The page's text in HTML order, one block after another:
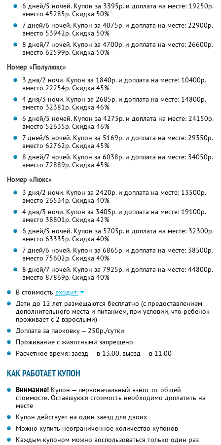
6 дней/5 ночей. Купон за 3395р. и доплата на месте: 19250р.
вместо 45285р. Скидка 50%
7 дней/6 ночей. Купон за 4075р. и доплата на месте: 22900р.
вместо 53942р. Скидка 50%
8 дней/7 ночей. Купон за 4700р. и доплата на месте: 26600р.
вместо 62599р. Скидка 50%
Номер «Полулюкс»
3 дня/2 ночи. Купон за 1840р. и доплата на месте: 10400р.
вместо 22254р. Скидка 45%
4 дня/3 ночи. Купон за 2685р. и доплата на месте: 14800р.
вместо 32381р. Скидка 46%
6 дней/5 ночей. Купон за 4275р. и доплата на месте: 24150р.
вместо 52635р. Скидка 46%
7 дней/6 ночей. Купон за 5169р. и доплата на месте: 29350р.
вместо 62762р. Скидка 45%
8 дней/7 ночей. Купон за 6038р. и доплата на месте: 34050р.
вместо 72889р. Скидка 45%
Номер «Люкс»
3 дня/2 ночи. Купон за 2420р. и доплата на месте: 13500р.
вместо 26534р. Скидка 40%
4 дня/3 ночи. Купон за 3405р. и доплата на месте: 19100р.
вместо 38801р. Скидка 42%
6 дней/5 ночей. Купон за 5705р. и доплата на месте: 32300р.
вместо 63335р. Скидка 40%
7 дней/6 ночей. Купон за 6865р. и доплата на месте: 38500р.
вместо 75602р. Скидка 40%
8 дней/7 ночей. Купон за 7925р. и доплата на месте: 44800р.
вместо 87869р. Скидка 40%
В стоимость входит:
Дети до 12 лет размещаются бесплатно (с предоставлением
дополнительного места и питанием, при условии, что ребенок
проживает с 2 взрослыми)
Доплата за парковку — 250р./сутки
Проживание с животными запрещено
Расчетное время: заезд — в 13.00, выезд — в 11.00
КАК РАБОТАЕТ КУПОН
Внимание! Купон — первоначальный взнос от общей
стоимости. Оставшуюся стоимость необходимо доплатить на
месте
Купон действует на один заезд для двоих
Можно купить неограниченное количество купонов
Каждым купоном можно воспользоваться только один раз